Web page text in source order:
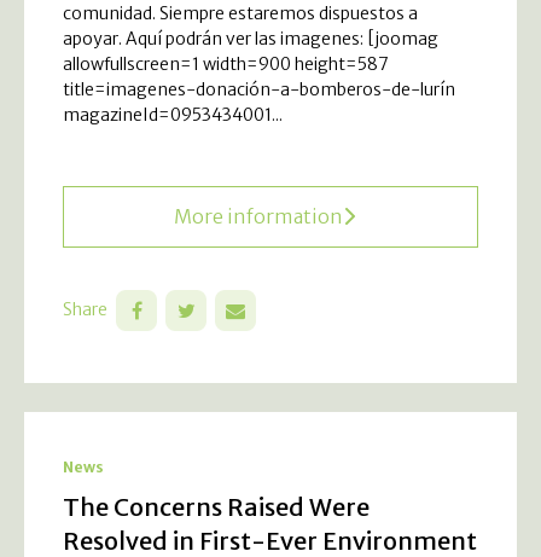
comunidad. Siempre estaremos dispuestos a
apoyar. Aquí podrán ver las imagenes: [joomag
allowfullscreen=1 width=900 height=587
title=imagenes-donación-a-bomberos-de-lurín
magazineId=0953434001...
More information
Share
News
The Concerns Raised Were
Resolved in First-Ever Environment